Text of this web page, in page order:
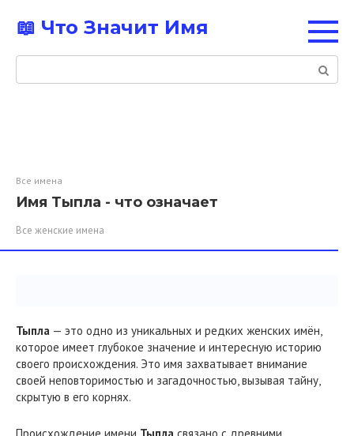
контенту
📖 Что Значит Имя
Поиск:
Все имена
Имя Тыпла - что означает
Все женские имена
Тыпла — это одно из уникальных и редких женских имён,
которое имеет глубокое значение и интересную историю
своего происхождения. Это имя захватывает внимание
своей неповторимостью и загадочностью, вызывая тайну,
скрытую в его корнях.